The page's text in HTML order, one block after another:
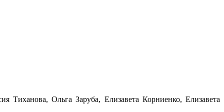
Тиханова, Ольга Заруба, Елизавета Корниенко, Елизавета